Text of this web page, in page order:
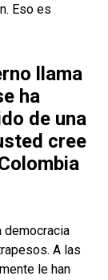
Eso es
llama
ha
de una
cree
democracia
A las
le han